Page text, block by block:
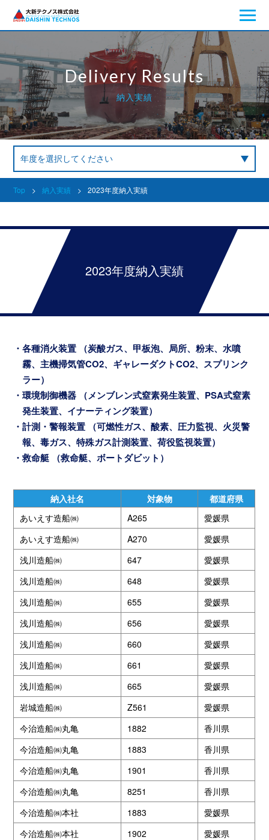
Delivery Results
納入実績
Top > 納入実績 > 2023年度納入実績
2023年度納入実績
各種消火装置 （炭酸ガス、甲板泡、局所、粉末、水噴
霧、主機掃気管CO2、ギャレーダクトCO2、スプリンク
ラー）
環境制御機器 （メンブレン式窒素発生装置、PSA式窒素
発生装置、イナーティング装置）
計測・警報装置 （可燃性ガス、酸素、圧力監視、火災警
報、毒ガス、特殊ガス計測装置、荷役監視装置）
救命艇 （救命艇、ボートダビット）
納入社名 対象物
都道府県
あいえす造船㈱
A265
愛媛県
あいえす造船㈱
A270
愛媛県
浅川造船㈱
647
愛媛県
浅川造船㈱
648
愛媛県
浅川造船㈱
655
愛媛県
浅川造船㈱
656
愛媛県
浅川造船㈱
660
愛媛県
浅川造船㈱
661
愛媛県
浅川造船㈱
665
愛媛県
岩城造船㈱
Z561
愛媛県
今治造船㈱丸亀
1882
香川県
今治造船㈱丸亀
1883
香川県
今治造船㈱丸亀
1901
香川県
今治造船㈱丸亀
8251
香川県
今治造船㈱本社
1883
愛媛県
今治造船㈱本社
1902
愛媛県